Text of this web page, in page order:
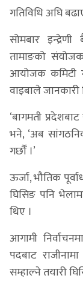
गतिविधि अघि
सोमबार
तामाङको
आयोजक कमिटी
वाइबाले जानकारी
‘बागमती
भने, ‘अब
गर्छौँ ।’
ऊर्जा, भौतिक
घिसिङ पनि
थिए ।
आगामी
पदबाट
सम्हाल्ने तयारी